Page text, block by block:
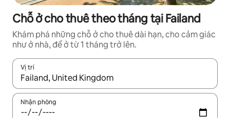
Chỗ ở cho thuê theo tháng tại Failand
Khám phá những chỗ ở cho thuê dài hạn, cho cảm giác
như ở nhà, để ở từ 1 tháng trở lên.
Vị trí
Khi có kết quả, hãy điều hướng bằng phím mũi tên lên và
Nhận phòng